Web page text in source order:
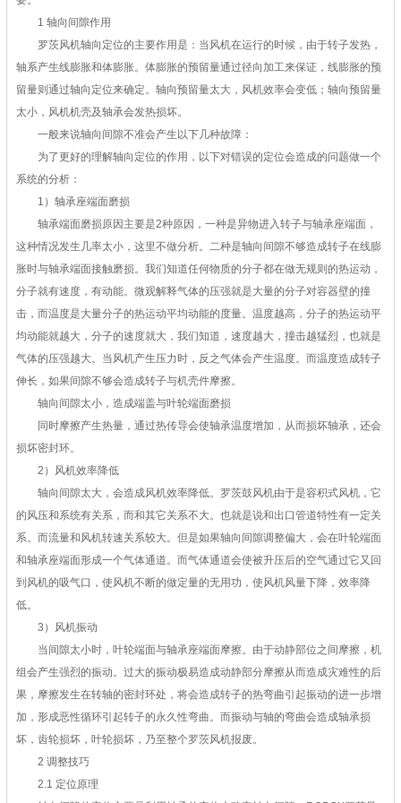
1 轴向间隙作用
罗茨风机轴向定位的主要作用是：当风机在运行的时候，由于转子发热，
轴系产生线膨胀和体膨胀。体膨胀的预留量通过径向加工来保证，线膨胀的预
留量则通过轴向定位来确定。轴向预留量太大，风机效率会变低；轴向预留量
太小，风机机壳及轴承会发热损坏。
一般来说轴向间隙不准会产生以下几种故障：
为了更好的理解轴向定位的作用，以下对错误的定位会造成的问题做一个
系统的分析：
1）轴承座端面磨损
轴承端面磨损原因主要是2种原因，一种是异物进入转子与轴承座端面，
这种情况发生几率太小，这里不做分析。二种是轴向间隙不够造成转子在线膨
胀时与轴承端面接触磨损。我们知道任何物质的分子都在做无规则的热运动，
分子就有速度，有动能。微观解释气体的压强就是大量的分子对容器壁的撞
击，而温度是大量分子的热运动平均动能的度量。温度越高，分子的热运动平
均动能就越大，分子的速度就大，我们知道，速度越大，撞击越猛烈，也就是
气体的压强越大。当风机产生压力时，反之气体会产生温度。而温度造成转子
伸长，如果间隙不够会造成转子与机壳件摩擦。
轴向间隙太小，造成端盖与叶轮端面磨损
同时摩擦产生热量，通过热传导会使轴承温度增加，从而损坏轴承，还会
损坏密封环。
2）风机效率降低
轴向间隙太大，会造成风机效率降低。罗茨鼓风机由于是容积式风机，它
的风压和系统有关系，而和其它关系不大。也就是说和出口管道特性有一定关
系。而流量和风机转速关系较大。但是如果轴向间隙调整偏大，会在叶轮端面
和轴承座端面形成一个气体通道。而气体通道会使被升压后的空气通过它又回
到风机的吸气口，使风机不断的做定量的无用功，使风机风量下降，效率降
低。
3）风机振动
当间隙太小时，叶轮端面与轴承座端面摩擦。由于动静部位之间摩擦，机
组会产生强烈的振动。过大的振动极易造成动静部分摩擦从而造成灾难性的后
果，摩擦发生在转轴的密封环处，将会造成转子的热弯曲引起振动的进一步增
加，形成恶性循环引起转子的永久性弯曲。而振动与轴的弯曲会造成轴承损
坏，齿轮损坏，叶轮损坏，乃至整个罗茨风机报废。
2 调整技巧
2.1 定位原理